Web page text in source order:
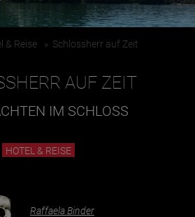
IN MEINER NÄHE ANZEIGEN
& Reise » Schlossherr auf Zeit
AUF ZEIT
IM SCHLOSS
HOTEL & REISE
Raffaela Binder